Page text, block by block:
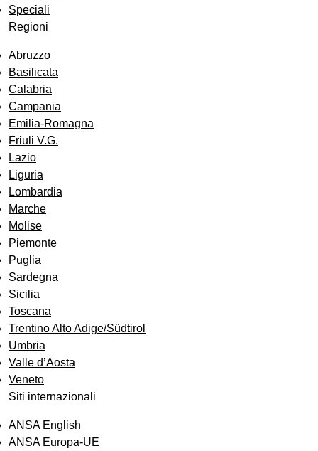
Speciali
Regioni
Abruzzo
Basilicata
Calabria
Campania
Emilia-Romagna
Friuli V.G.
Lazio
Liguria
Lombardia
Marche
Molise
Piemonte
Puglia
Sardegna
Sicilia
Toscana
Trentino Alto Adige/Südtirol
Umbria
Valle d’Aosta
Veneto
Siti internazionali
ANSA English
ANSA Europa-UE